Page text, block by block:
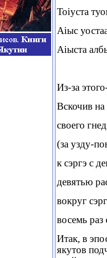
Тоіуста
Аіыс
Аіыста
Из-за
Вскочив
своего
(за узду-
к сэргэ с
девятью
вокруг
восемь раз
Итак, в
якутов